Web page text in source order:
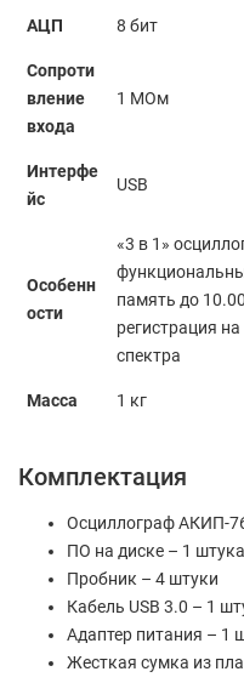
АЦП 8 бит
Сопроти
вление
входа
1 МОм
Интерфе
йс
USB
Особенн
ости
«3 в 1»
память до
регистрация
спектра
Масса 1 кг
Комплектация
Осциллограф АКИП-
ПО на диске – 1 штука
Пробник – 4 штуки
Кабель USB 3.0 – 1
Адаптер питания – 1
Жесткая сумка из